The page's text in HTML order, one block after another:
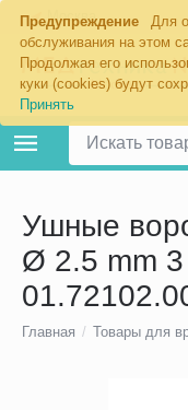
Предупреждение
Для
обслуживания на этом
Продолжая его
куки (cookies) будут
Принять
Москва
Ушные
Ø 2.5 mm 3
Главная / Товары для